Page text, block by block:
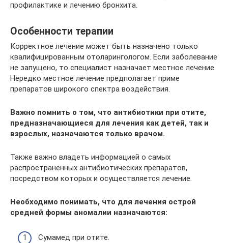
профилактике и лечению бронхита.
Особенности терапии
Корректное лечение может быть назначено только
квалифицированным отоларингологом. Если заболевание
не запущено, то специалист назначает местное лечение.
Нередко местное лечение предполагает приме
препаратов широкого спектра воздействия.
Важно помнить о том, что антибиотики при отите,
предназначающиеся для лечения как детей, так и
взрослых, назначаются только врачом.
Также важно владеть информацией о самых
распространенных антибиотических препаратов,
посредством которых и осуществляется лечение.
Необходимо понимать, что для лечения острой
средней формы аномалии назначаются:
Сумамед при отите.